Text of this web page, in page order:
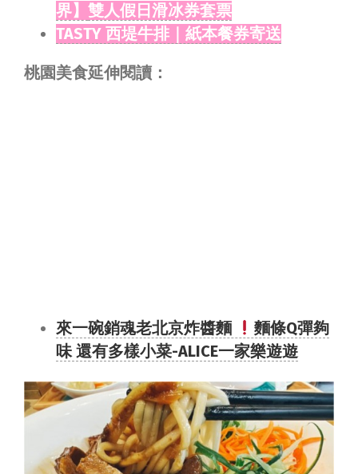
界】 雙人假日滑冰券套票
TASTY 西堤牛排｜紙本餐券寄送
桃園美食延伸閱讀：
來一碗銷魂老北京炸醬麵
麵條Q彈夠
味 還有多樣小菜-ALICE一家樂遊遊